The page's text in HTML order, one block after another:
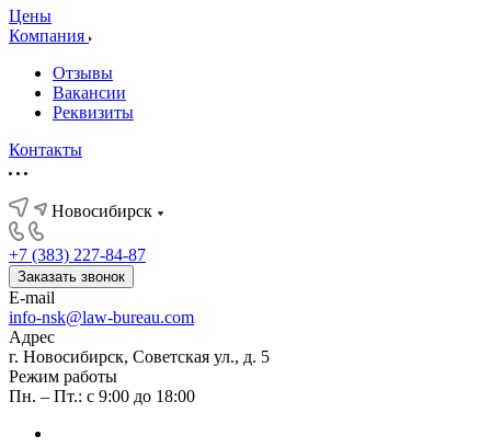
Цены
Компания
Отзывы
Вакансии
Реквизиты
Контакты
Новосибирск
+7 (383) 227-84-87
Заказать звонок
E-mail
info-nsk@law-bureau.com
Адрес
г. Новосибирск, Советская ул., д. 5
Режим работы
Пн. – Пт.: с 9:00 до 18:00